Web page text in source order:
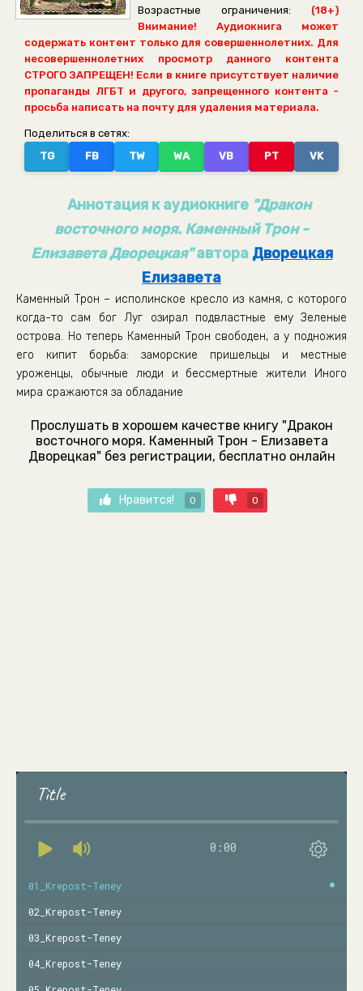
Возрастные ограничения:
(18+)
Внимание! Аудиокнига может
содержать контент только для совершеннолетних. Для
несовершеннолетних просмотр данного контента
СТРОГО ЗАПРЕЩЕН! Если в книге присутствует наличие
пропаганды ЛГБТ и другого, запрещенного контента -
просьба написать на почту для удаления материала.
Поделиться в сетях:
TG
FB TW WA VB PT VK
Аннотация к аудиокниге "Дракон
восточного моря. Каменный Трон -
Елизавета Дворецкая"автора Дворецкая
Елизавета
Каменный Трон – исполинское кресло из камня, с которого
когда-то сам бог Луг озирал подвластные ему Зеленые
острова. Но теперь Каменный Трон свободен, а у подножия
его кипит борьба: заморские пришельцы и местные
уроженцы, обычные люди и бессмертные жители Иного
мира сражаются за обладание
Прослушать в хорошем качестве книгу "Дракон
восточного моря. Каменный Трон - Елизавета
Дворецкая" без регистрации, бесплатно онлайн
Нравится! 0 0
Title
0:00
01_Krepost-Teney
02_Krepost-Teney
03_Krepost-Teney
04_Krepost-Teney